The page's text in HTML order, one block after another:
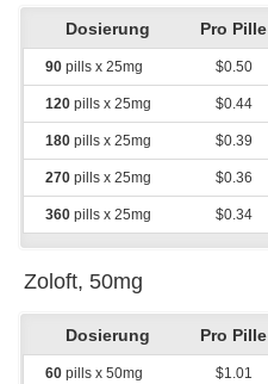
Dosierung Pro Pille
90 pills x 25mg $0.50
120 pills x 25mg $0.44
180 pills x 25mg $0.39
270 pills x 25mg $0.36
360 pills x 25mg $0.34
Zoloft, 50mg
Dosierung Pro Pille
60 pills x 50mg $1.01